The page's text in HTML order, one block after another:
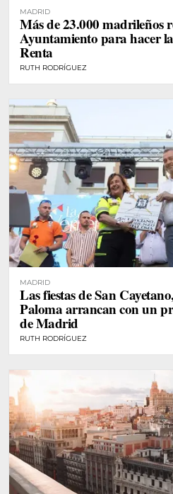
MADRID
Más de 23.000 madrileños
Ayuntamiento para hacer
Renta
RUTH RODRÍGUEZ
MADRID
Las fiestas de San
Paloma arrancan con un
de Madrid
RUTH RODRÍGUEZ